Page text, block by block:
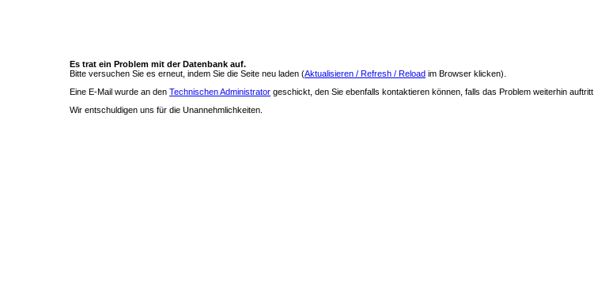
Es trat ein Problem mit der Datenbank auf.
Bitte versuchen Sie es erneut, indem Sie die Seite neu laden (Aktualisieren / Refresh / Reload im Browser klicken).
Eine E-Mail wurde an den Technischen Administrator geschickt, den Sie ebenfalls kontaktieren können, falls das Problem weiterhin auftritt.
Wir entschuldigen uns für die Unannehmlichkeiten.